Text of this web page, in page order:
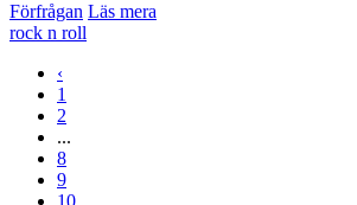
Förfrågan Läs mera
rock n roll
‹
1
2
...
8
9
10